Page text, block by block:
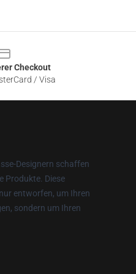
Checkout
/ Visa
Designern schaffen
Produkte. Diese
entworfen, um Ihren
sondern um Ihren